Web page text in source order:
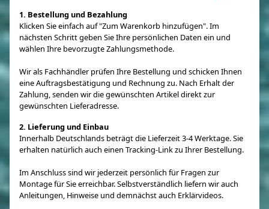
1. Bestellung und Bezahlung
Klicken Sie einfach auf "Zum Warenkorb hinzufügen". Im
nächsten Schritt geben Sie Ihre persönlichen Daten ein und
wählen Ihre bevorzugte Zahlungsmethode.
Wir als Fachhändler prüfen Ihre Bestellung und schicken Ihnen
eine Auftragsbestätigung und Rechnung zu. Nach Erhalt der
Zahlung, senden wir die gewünschten Artikel direkt zur
gewünschten Lieferadresse.
2. Lieferung und Einbau
Innerhalb Deutschlands beträgt die Lieferzeit 3-4 Werktage. Sie
erhalten natürlich auch einen Tracking-Link zu Ihrer Bestellung.
Im Anschluss sind wir jederzeit persönlich für Fragen zur
Montage für Sie erreichbar. Selbstverständlich liefern wir auch
Anleitungen, Hinweise und demnächst auch Erklärvideos.